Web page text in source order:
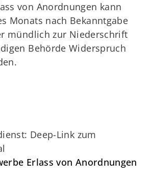
von Anordnungen kann
Monats nach Bekanntgabe
mündlich zur Niederschrift
Behörde Widerspruch
Deep-Link zum
Erlass von Anordnungen